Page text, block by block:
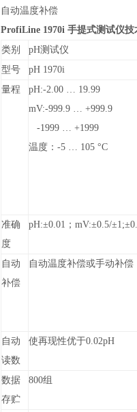
自动温度补偿
ProfiLine 1970i 手提式测试仪技
类别
pH测试仪
型号
pH 1970i
量程
pH:-2.00 … 19.99
mV:-999.9 … +999.9
-1999 … +1999
温度：-5 … 105 °C
准确
度
pH:±0.01；mV:±0.5/
自动
补偿
自动温度补偿或手动补偿
自动
读数
使再现性优于0.02pH
数据
存贮
800组